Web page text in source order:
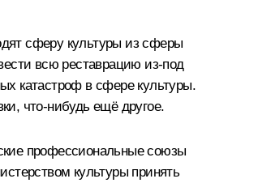
сферу культуры из сферы
всю реставрацию из-под
катастроф в сфере культуры.
что-нибудь ещё другое.
профессиональные союзы
культуры принять